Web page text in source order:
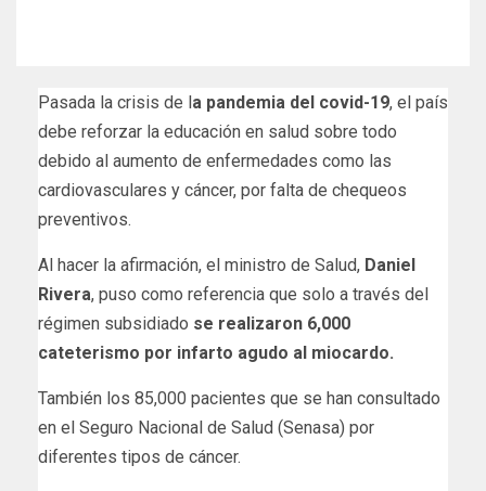
Pasada la crisis de l a pandemia del covid-19, el país
debe reforzar la educación en salud sobre todo
debido al aumento de enfermedades como las
cardiovasculares y cáncer, por falta de chequeos
preventivos.
Al hacer la afirmación, el ministro de Salud, Daniel
Rivera, puso como referencia que solo a través del
régimen subsidiado se realizaron 6,000
cateterismo por infarto agudo al miocardo.
También los 85,000 pacientes que se han consultado
en el Seguro Nacional de Salud (Senasa) por
diferentes tipos de cáncer.